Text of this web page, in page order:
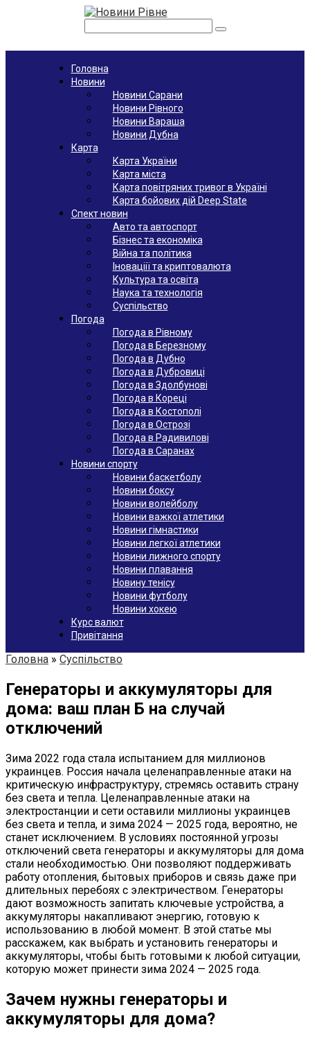
Головна
Новини
Новини Сарани
Новини Рівного
Новини Вараша
Новини Дубна
Карта
Карта України
Карта міста
Карта повітряних тривог в Україні
Карта бойових дій Deep State
Спект новин
Авто та автоспорт
Бізнес та економіка
Війна та політика
Іноваціії та криптовалюта
Культура та освіта
Наука та технологія
Суспільство
Погода
Погода в Рівному
Погода в Березному
Погода в Дубно
Погода в Дубровиці
Погода в Здолбунові
Погода в Кореці
Погода в Костополі
Погода в Острозі
Погода в Радивилові
Погода в Саранах
Новини спорту
Новини баскетболу
Новини боксу
Новини волейболу
Новини важкої атлетики
Новини гімнастики
Новини легкої атлетики
Новини лижного спорту
Новини плавання
Новину тенісу
Новини футболу
Новини хокею
Курс валют
Привітання
Головна » Суспільство
Генераторы и аккумуляторы для
дома: ваш план Б на случай
отключений
Зима 2022 года стала испытанием для миллионов
украинцев. Россия начала целенаправленные атаки на
критическую инфраструктуру, стремясь оставить страну
без света и тепла. Целенаправленные атаки на
электростанции и сети оставили миллионы украинцев
без света и тепла, и зима 2024 — 2025 года, вероятно, не
станет исключением. В условиях постоянной угрозы
отключений света генераторы и аккумуляторы для дома
стали необходимостью. Они позволяют поддерживать
работу отопления, бытовых приборов и связь даже при
длительных перебоях с электричеством. Генераторы
дают возможность запитать ключевые устройства, а
аккумуляторы накапливают энергию, готовую к
использованию в любой момент. В этой статье мы
расскажем, как выбрать и установить генераторы и
аккумуляторы, чтобы быть готовыми к любой ситуации,
которую может принести зима 2024 — 2025 года.
Зачем нужны генераторы и
аккумуляторы для дома?